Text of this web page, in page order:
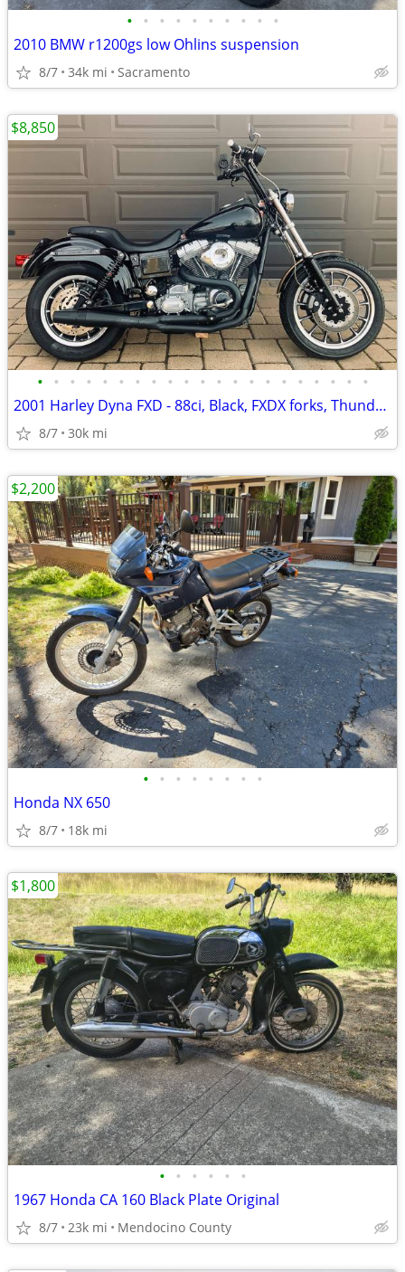
• • • • • • • • • •
2010 BMW r1200gs low Ohlins suspension
8/7 34k mi Sacramento
• • • • • • • • • • • • • • • • • • • • •
2001 Harley Dyna FXD - 88ci, Black, FXDX forks, Thunderheader, Brembos
8/7 30k mi
$8,850
• • • • • • • •
Honda NX 650
8/7 18k mi
$2,200
• • • • • •
1967 Honda CA 160 Black Plate Original
8/7 23k mi Mendocino County
$1,800